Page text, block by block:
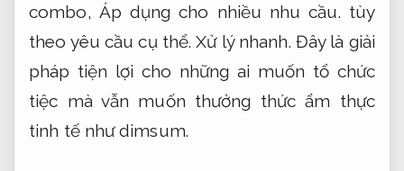
combo, Áp dụng cho nhiều nhu cầu. tùy
theo yêu cầu cụ thể.Xử lý nhanh. Đây là giải
pháp tiện lợi cho những ai muốn tổ chức
tiệc mà vẫn muốn thưởng thức ẩm thực
tinh tế như dimsum.